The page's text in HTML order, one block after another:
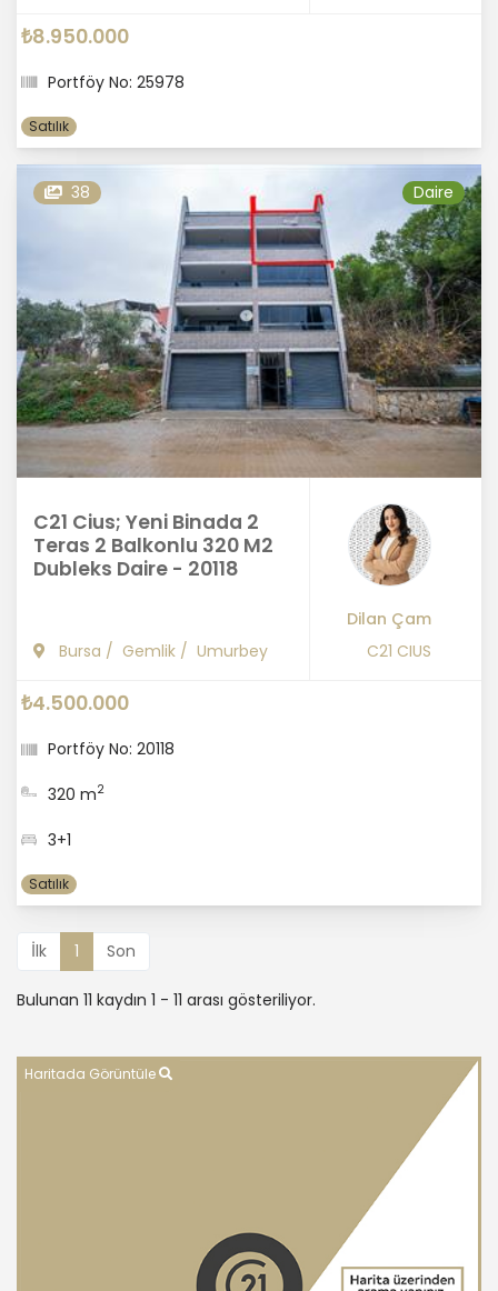
₺8.950.000
Portföy No: 25978
Satılık
38 Daire
C21 Cius; Yeni Binada 2
Teras 2 Balkonlu 320 M2
Dubleks Daire - 20118
Bursa / Gemlik / Umurbey
Dilan Çam
C21 CIUS
₺4.500.000
Portföy No: 20118
320 m2
3+1
Satılık
İlk 1 Son
Bulunan 11 kaydın 1 - 11 arası gösteriliyor.
Haritada Görüntüle